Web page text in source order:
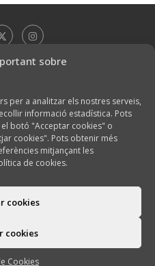
sobre
per a analitzar els nostres serveis,
informació estadística. Pots
botó "Acceptar cookies" o
cookies". Pots obtenir més
mitjançant les
de cookies.
cookies
cookies
Cookies
A DALT